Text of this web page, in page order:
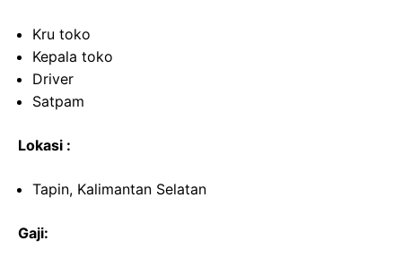
Kru toko
Kepala toko
Driver
Satpam
Lokasi :
Tapin, Kalimantan Selatan
Gaji: